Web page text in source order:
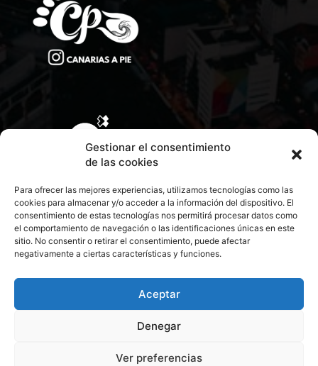
Gestionar el consentimiento
de las cookies
Para ofrecer las mejores experiencias, utilizamos tecnologías como las
cookies para almacenar y/o acceder a la información del dispositivo. El
consentimiento de estas tecnologías nos permitirá procesar datos como
el comportamiento de navegación o las identificaciones únicas en este
sitio. No consentir o retirar el consentimiento, puede afectar
negativamente a ciertas características y funciones.
Aceptar
Denegar
Ver preferencias
CONTACTA CON NOSOTROS